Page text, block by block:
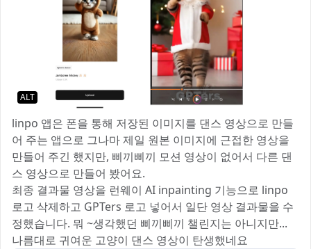
ALT
linpo 앱은 폰을 통해 저장된 이미지를 댄스 영상으로 만들
어 주는 앱으로 그나마 제일 원본 이미지에 근접한 영상을
만들어 주긴 했지만, 삐끼삐끼 모션 영상이 없어서 다른 댄
스 영상으로 만들어 봤어요.
최종 결과물 영상을 런웨이 AI inpainting 기능으로 linpo
로고 삭제하고 GPTers 로고 넣어서 일단 영상 결과물을 수
정했습니다. 뭐 ~생각했던 삐끼삐끼 챌린지는 아니지만...
나름대로 귀여운 고양이 댄스 영상이 탄생했네요 🐱